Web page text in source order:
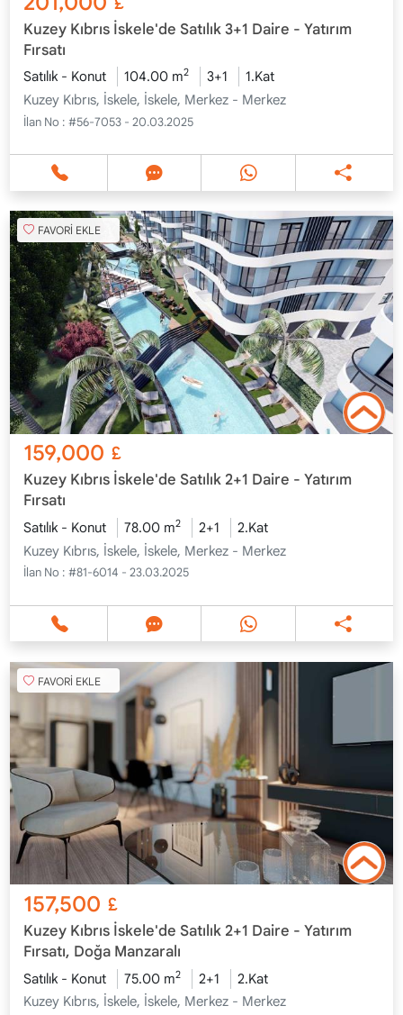
Kuzey Kıbrıs İskele'de Satılık 3+1 Daire - Yatırım
Fırsatı
Satılık - Konut 104.00 m2 3+1
1.Kat
Kuzey Kıbrıs, İskele, İskele, Merkez - Merkez
İlan No : #56-7053 - 20.03.2025
FAVORİ EKLE
159,000 £
Kuzey Kıbrıs İskele'de Satılık 2+1 Daire - Yatırım
Fırsatı
Satılık - Konut 78.00 m2 2+1
2.Kat
Kuzey Kıbrıs, İskele, İskele, Merkez - Merkez
İlan No : #81-6014 - 23.03.2025
FAVORİ EKLE
157,500 £
Kuzey Kıbrıs İskele'de Satılık 2+1 Daire - Yatırım
Fırsatı, Doğa Manzaralı
Satılık - Konut 75.00 m2 2+1
2.Kat
Kuzey Kıbrıs, İskele, İskele, Merkez - Merkez